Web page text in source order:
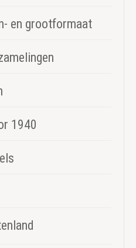
en grootformaat
1940